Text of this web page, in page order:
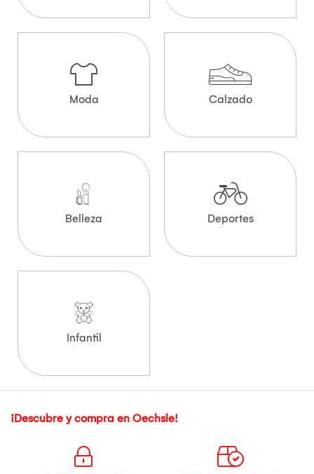
Moda Calzado
Belleza Deportes
Infantil
¡Descubre y compra en Oechsle!